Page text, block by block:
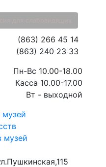
музей
музей
(863) 266 45 14
(863) 240 23 33
Пн-Вс 10.00-18.00
Касса 10.00-17.00
Вт - выходной